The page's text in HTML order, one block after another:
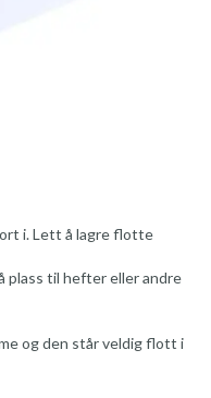
i. Lett å lagre flotte
plass til hefter eller andre
og den står veldig flott i